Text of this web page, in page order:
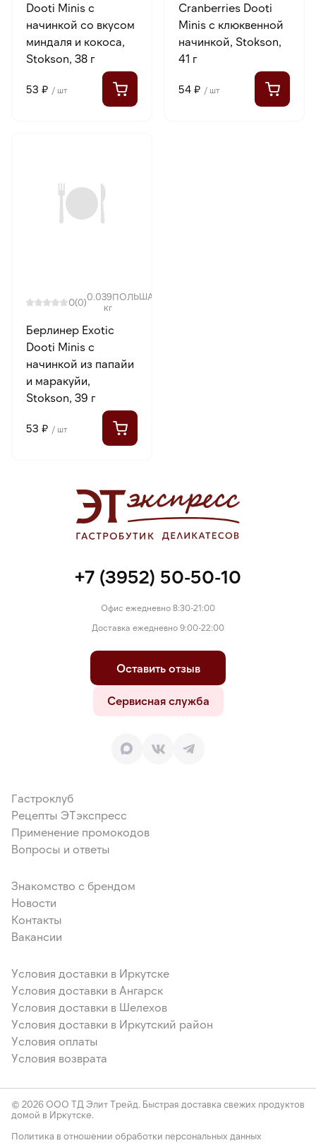
Dooti Minis с
начинкой со вкусом
миндаля и кокоса,
Stokson, 38 г
53 ₽ / шт
Cranberries Dooti
Minis с клюквенной
начинкой, Stokson,
41 г
54 ₽ / шт
0(0)0.039
кг
ПОЛЬША
Берлинер Exotic
Dooti Minis с
начинкой из папайи
и маракуйи,
Stokson, 39 г
53 ₽ / шт
+7 (3952) 50-50-10
Офис ежедневно 8:30-21:00
Доставка ежедневно 9:00-22:00
Оставить отзыв
Сервисная служба
Гастроклуб
Рецепты ЭТэкспресс
Применение промокодов
Вопросы и ответы
Знакомство с брендом
Новости
Контакты
Вакансии
Условия доставки в Иркутске
Условия доставки в Ангарск
Условия доставки в Шелехов
Условия доставки в Иркутский район
Условия оплаты
Условия возврата
© 2026 ООО ТД Элит Трейд. Быстрая доставка свежих продуктов
домой в Иркутске.
Политика в отношении обработки персональных данных